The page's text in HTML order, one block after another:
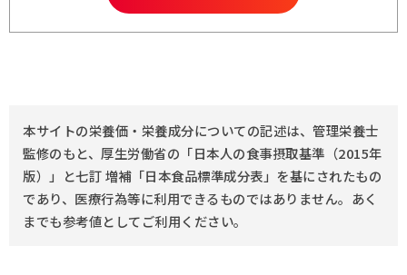
本サイトの栄養価・栄養成分についての記述は、管理栄養士
監修のもと、厚生労働省の「日本人の食事摂取基準（2015年
版）」と七訂 増補「日本食品標準成分表」を基にされたもの
であり、医療行為等に利用できるものではありません。あく
までも参考値としてご利用ください。